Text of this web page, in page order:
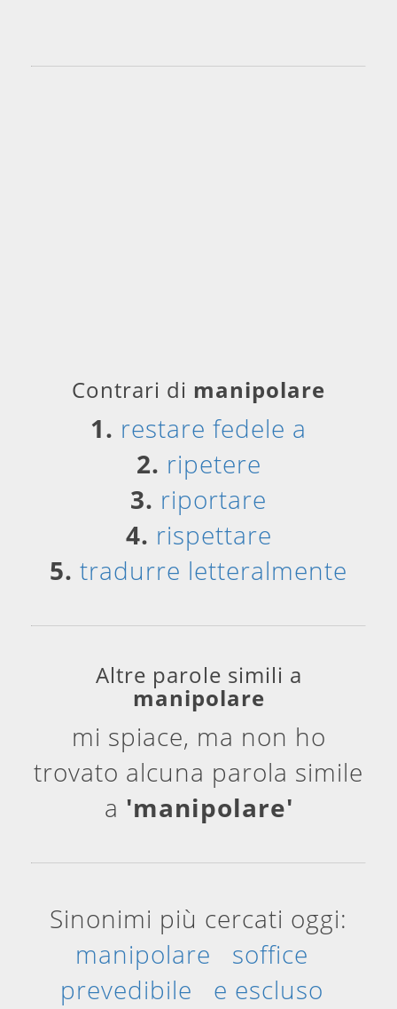
Contrari di manipolare
1. restare fedele a
2. ripetere
3. riportare
4. rispettare
5. tradurre letteralmente
Altre parole simili a
manipolare
mi spiace, ma non ho
trovato alcuna parola simile
a 'manipolare'
Sinonimi più cercati oggi:
manipolare
soffice
prevedibile
e escluso